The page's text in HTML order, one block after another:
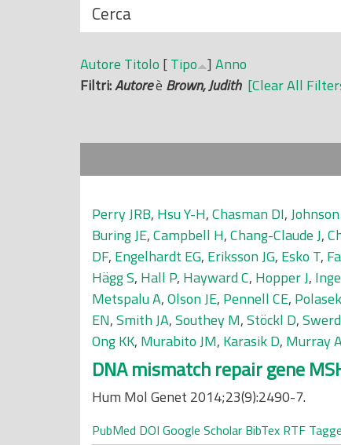
N
a
s
c
o
d
Cerca
Autore Titolo [Tipo ] Anno
Filtri:Autoreè Brown, Judith [Clear All
Perry JRB, Hsu Y-H,Chasman DI,
Buring JE,Campbell H,Chang-Claude J,
DF, Engelhardt EG, Eriksson JG, Esko T,
Hägg S, Hall P, Hayward C, Hopper J,
Metspalu A,Olson JE, Pennell CE,
EN,Smith JA,Southey M,Stöckl D,
Ong KK, Murabito JM, Karasik D, Murray
DNA mismatch repair gene
Hum Mol Genet 2014;23(9):2490-7.
PubMed DOI Google Scholar BibTex RTF